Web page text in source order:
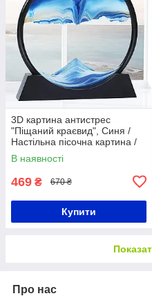
3D картина антистрес
"Піщаний краєвид", Синя /
Настільна пісочна картина /
Антистрес в кімнату
В наявності
469 ₴ 670 ₴
Купити
Про нас